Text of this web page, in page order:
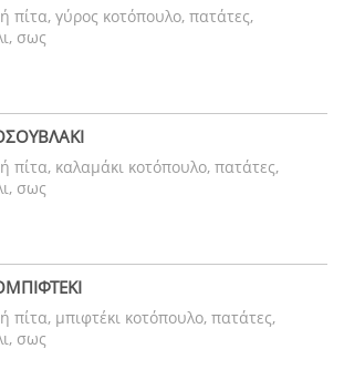
πίτα, γύρος κοτόπουλο, πατάτες,
σως
πίτα, καλαμάκι κοτόπουλο, πατάτες,
σως
πίτα, μπιφτέκι κοτόπουλο, πατάτες,
σως